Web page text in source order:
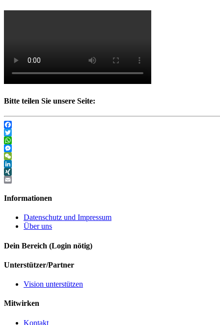
Bitte teilen Sie unsere Seite:
Facebook
Twitter
WhatsApp
Messenger
WeChat
LinkedIn
XING
Informationen
Datenschutz und Impressum
Über uns
Dein Bereich (Login nötig)
Unterstützer/Partner
Vision unterstützen
Mitwirken
Kontakt